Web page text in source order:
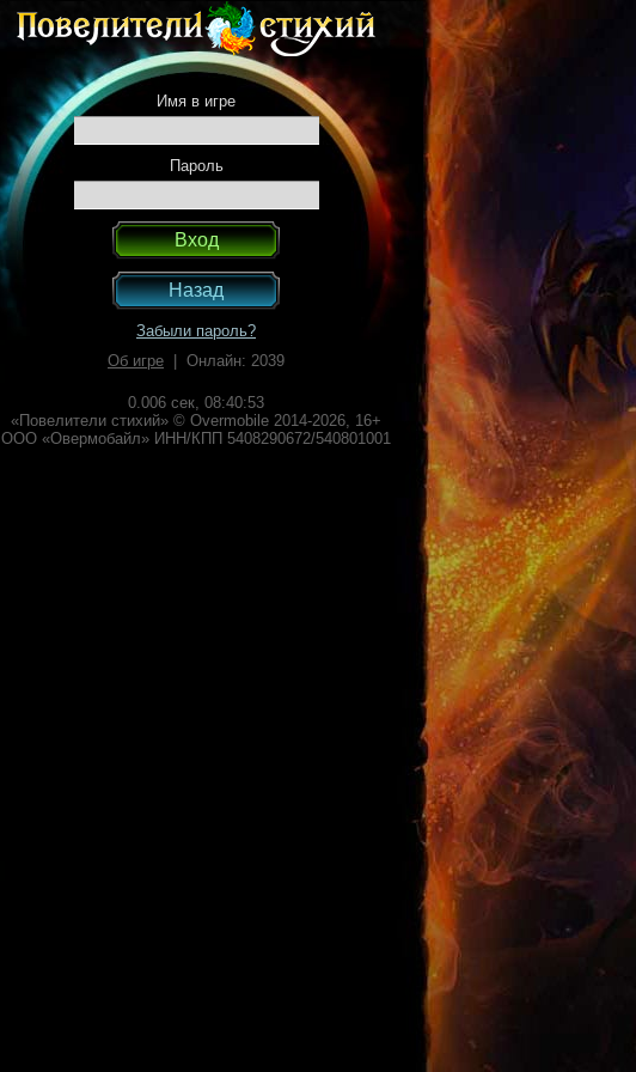
Имя в игре
Пароль
Назад
Забыли пароль?
Об игре | Онлайн: 2039
0.006 сек, 08:40:53
«Повелители стихий» © Overmobile 2014-2026, 16+
ООО «Овермобайл» ИНН/КПП 5408290672/540801001